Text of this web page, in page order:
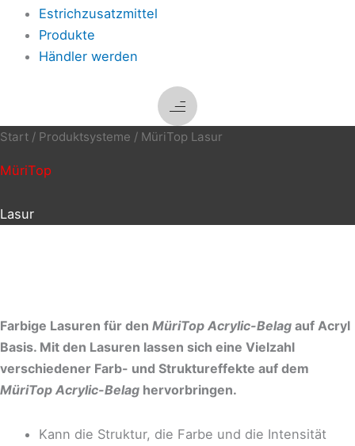
Estrichzusatzmittel
Produkte
Händler werden
Start / Produktsysteme / MüriTop Lasur
MüriTop
Lasur
Farbige Lasuren für den MüriTop Acrylic-Belag auf Acryl
Basis. Mit den Lasuren lassen sich eine Vielzahl
verschiedener Farb- und Struktureffekte auf dem
MüriTop Acrylic-Belag hervorbringen.
Kann die Struktur, die Farbe und die Intensität